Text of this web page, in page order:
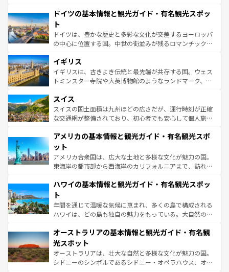
せる。地方によって風土や気候が異なるスペインはその個
ンテンツ一覧 を参照してほしい。
で、幅広い魅力が詰まっている。華麗な宮殿、歴史的な大
聖堂、美しいビーチ、そして豊かな自然が、訪れる者を心
から魅了する。また、フランスは美食の国としても知ら
れ、フランス料理はユネスコ無形文化遺産にも登録されて
香り高いラベンダー畑など、多彩な楽しみ方が可能だ。さ
らに、パリ以外の地域にも魅力が溢れており、どの街角に
も豊かな歴史と文化が息づいている。パリ以外の個性あふ
を参照してほしい。
ドイツの基本情報と観光ガイド・有名観光スポッ
ト
ドイツは、豊かな歴史と多彩な文化が交差するヨーロッパ
の中心に位置する国。中世の街並みが残るロマンチック街
顔を持つこの国は、どこを歩いても飽きることがない。ベ
ルリンの文化的活気、バイエルン州のアルプスの絶景、そ
してライン川沿いのワイン畑といった風景は必見。ビール
は、お酒好きな人にはぜひ体験してほしい。 なお、新着の
ドイツ情報はコンテンツ一覧を参照してほしい。
イギリス
イギリスは、古きよき伝統と最先端が共存する国。ウェス
トミンスター寺院や大英博物館のようなランドマーク、歴
リアごとに異なる魅力がある。また、優雅なアフタヌーン
ティー、ビール好きにはたまらない英国パブ、サッカー観
戦など、本場だからこそできる体験も豊富。イギリスを旅
ンツ一覧を参照してほしい。
スイス
スイスの国土面積は九州ほどの広さだが、運行時刻が正確
な交通網が整備されており、初心者でも安心して個人旅行
の建物がそのまま残る町や、スイスならではのユニークな
博物館もあり、アルプス観光だけでなく町歩きも満喫する
ことができる。国民の所得が高いため物価も高いが、旅行
者向けの交通パス提供のサービスもあり、うまく活用すれ
着のスイス情報はコンテンツ一覧を参照してほしい。
アメリカの基本情報と観光ガイド・有名観光スポ
ット
アメリカ合衆国は、広大な土地と多様な文化が魅力の国。
東海岸の都市部から西海岸のカリフォルニアまで、訪れる
のような巨大都市は、観光、ショッピング、エンターテイ
ンメントが詰まった刺激的なスポットだ。一方、アメリカ
西部には大自然が広がり、グランドキャニオンやイエロー
ストーン国立公園といった絶景が堪能できる。さらに、南
文化が魅力。旅行者はアメリカの各地域で異なる魅力を楽
しみながら、その多様性と豊かな歴史を感じることができ
るだろう。車でのロードトリップや列車の旅も、アメリカ
ならではの贅沢な旅のスタイルだ。 なお、新着のアメリカ
情報は コンテンツ一覧 を参照してほしい。
ハワイの基本情報と観光ガイド・有名観光スポッ
ト
年間を通じて温暖な気候に恵まれ、多くの島で構成される
ハワイは、どの島も独自の魅力をもっている。大自然の神
ワイ島は見逃せない。また、定番の観光地といえばオアフ
島だが、静かな自然を求めるならマウイ島やカウアイ島が
おすすめ。エメラルドグリーンに輝く海をはじめ、豊かな
文化や歴史が息づいている。「アロハスピリット」と呼ば
オーストラリアの基本情報と観光ガイド・有名観
光スポット
オーストラリアは、壮大な自然と多様な文化が魅力の国。
シドニーのシンボルであるシドニー・オペラハウス、オー